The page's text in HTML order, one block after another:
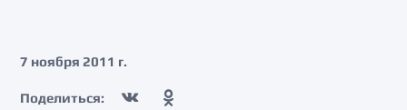
7 ноября 2011 г.
Поделиться: